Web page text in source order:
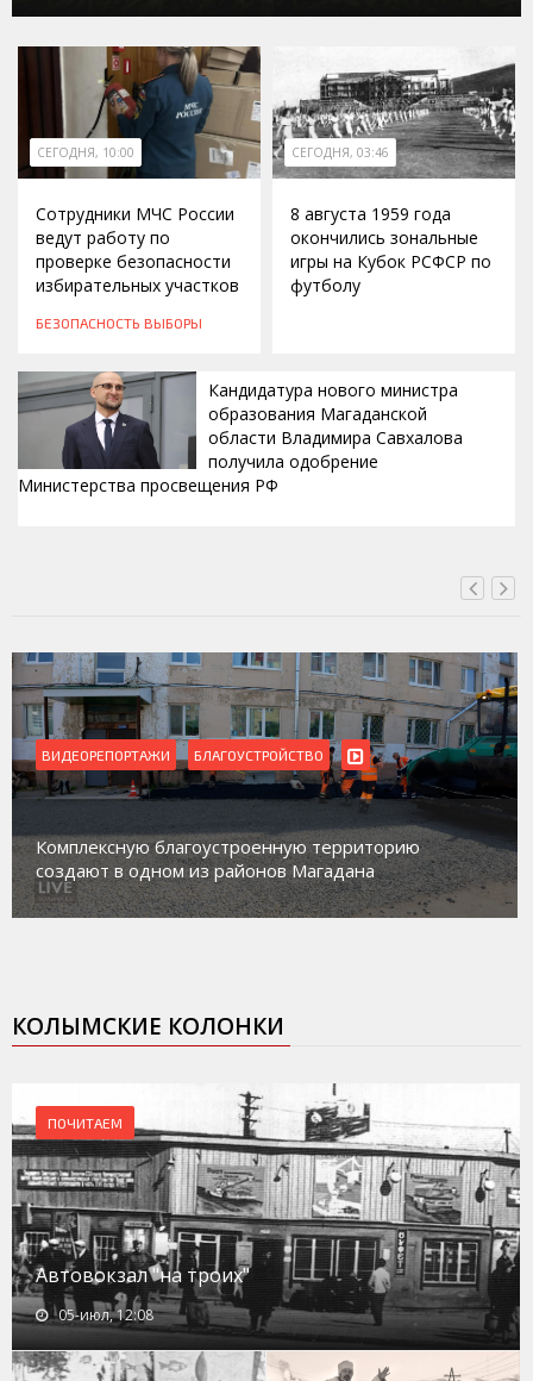
СЕГОДНЯ, 10:00
Сотрудники МЧС России
ведут работу по
проверке безопасности
избирательных участков
БЕЗОПАСНОСТЬ ВЫБОРЫ
СЕГОДНЯ, 03:46
8 августа 1959 года
окончились зональные
игры на Кубок РСФСР по
футболу
Кандидатура нового министра
образования Магаданской
области Владимира Савхалова
получила одобрение
Министерства просвещения РФ
ВИДЕОРЕПОРТАЖИ
Магадан присоединился к пилотному проекту по
работе с несовершеннолетними из групп
социального риска «Переправа»
КОЛЫМСКИЕ КОЛОНКИ
ПОЧИТАЕМ
Автовокзал "на троих"
05-июл, 12:08